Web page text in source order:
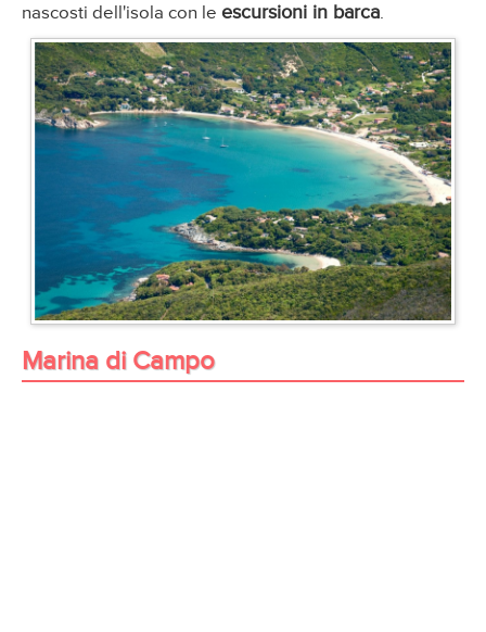
nascosti dell'isola con le escursioni in barca.
Marina di Campo